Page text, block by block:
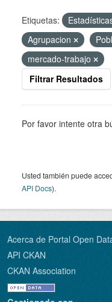
Etiquetas:
Agrupacion
mercado-trabajo
Filtrar Resultados
Por favor intente otra
Usted también puede
API Docs).
Acerca de Portal Open
API CKAN
CKAN Association